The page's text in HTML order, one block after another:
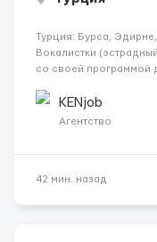
Турция: Бурса,
Вокалистки
со своей программой
одного до трех
KENjob
Агентство
42 мин. назад